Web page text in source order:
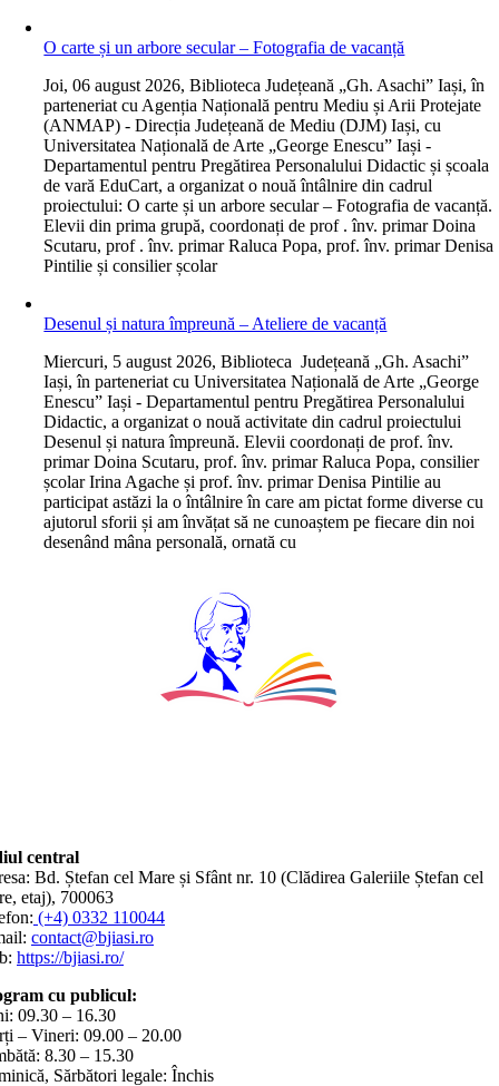
O carte și un arbore secular – Fotografia de vacanță
Joi, 06 august 2026, Biblioteca Județeană „Gh. Asachi” Iași, în
parteneriat cu Agenția Națională pentru Mediu și Arii Protejate
(ANMAP) - Direcția Județeană de Mediu (DJM) Iași, cu
Universitatea Națională de Arte „George Enescu” Iași -
Departamentul pentru Pregătirea Personalului Didactic și școala
de vară EduCart, a organizat o nouă întâlnire din cadrul
proiectului: O carte și un arbore secular – Fotografia de vacanță.
Elevii din prima grupă, coordonați de prof . înv. primar Doina
Scutaru, prof . înv. primar Raluca Popa, prof. înv. primar Denisa
Pintilie și consilier școlar
Desenul și natura împreună – Ateliere de vacanță
Miercuri, 5 august 2026, Biblioteca Județeană „Gh. Asachi”
Iași, în parteneriat cu Universitatea Națională de Arte „George
Enescu” Iași - Departamentul pentru Pregătirea Personalului
Didactic, a organizat o nouă activitate din cadrul proiectului
Desenul și natura împreună. Elevii coordonați de prof. înv.
primar Doina Scutaru, prof. înv. primar Raluca Popa, consilier
școlar Irina Agache și prof. înv. primar Denisa Pintilie au
participat astăzi la o întâlnire în care am pictat forme diverse cu
ajutorul sforii și am învățat să ne cunoaștem pe fiecare din noi
desenând mâna personală, ornată cu
central
Bd. Ștefan cel Mare și Sfânt nr. 10 (Clădirea Galeriile Ștefan cel
etaj), 700063
(+4) 0332 110044
contact@bjiasi.ro
https://bjiasi.ro/
cu publicul:
09.30 – 16.30
– Vineri: 09.00 – 20.00
8.30 – 15.30
Sărbători legale: Închis